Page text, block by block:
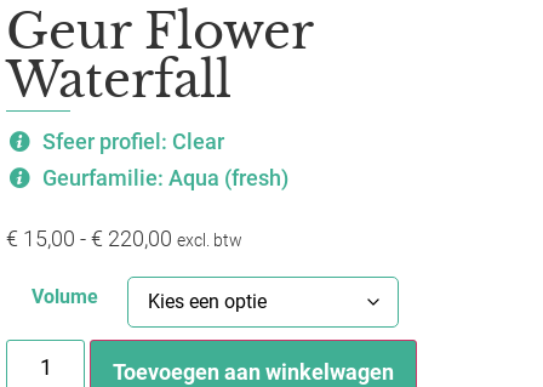
Geur Flower
Waterfall
Sfeer profiel: Clear
Geurfamilie: Aqua (fresh)
€ 15,00 -€ 220,00 excl. btw
Volume
Toevoegen aan winkelwagen